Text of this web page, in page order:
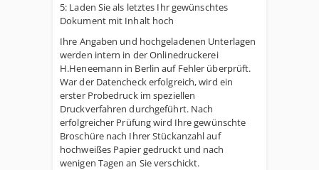
5: Laden Sie als letztes Ihr gewünschtes
Dokument mit Inhalt hoch
Ihre Angaben und hochgeladenen Unterlagen
werden intern in der Onlinedruckerei
H.Heneemann in Berlin auf Fehler überprüft.
War der Datencheck erfolgreich, wird ein
erster Probedruck im speziellen
Druckverfahren durchgeführt. Nach
erfolgreicher Prüfung wird Ihre gewünschte
Broschüre nach Ihrer Stückanzahl auf
hochweißes Papier gedruckt und nach
wenigen Tagen an Sie verschickt.